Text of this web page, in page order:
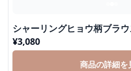
シャーリングヒョウ柄ブラ
¥3,080
商品の詳細を